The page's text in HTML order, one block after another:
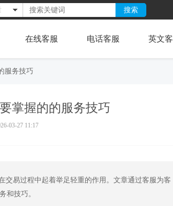
搜索
在线客服 电话客服 英文
服务技巧
掌握的的服务技巧
03-27 11:17
交易过程中起着举足轻重的作用。文章通过客服为客
和技巧。